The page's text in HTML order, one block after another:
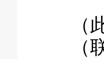
（此
（联